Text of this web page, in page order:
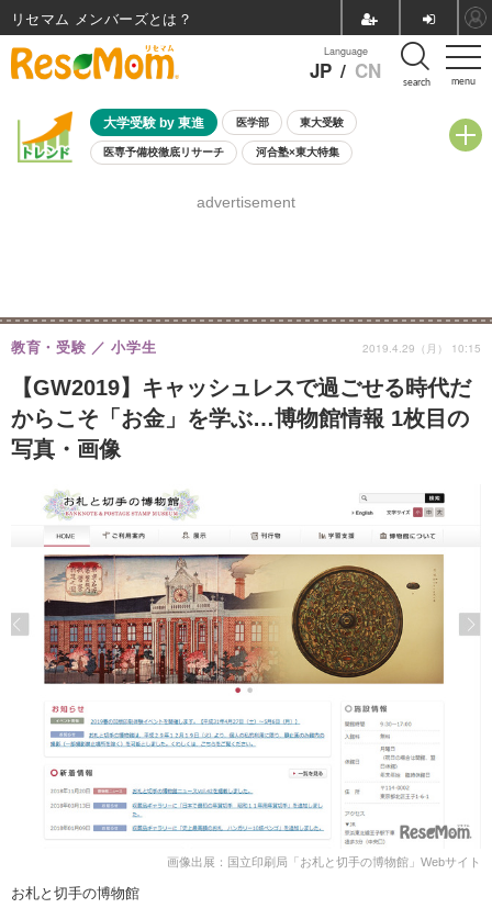
menu
Language
JP / CN search
大学受験 by 東進 医学部 東大受験
医専予備校徹底リサーチ 河合塾×東大特集
8月開催学校説明会・相談会
advertisement
【GW2019】キャッシュレスで過ごせる時代だ
からこそ「お金」を学ぶ…博物館情報 1枚目の
写真・画像
教育・受験 小学生 2019.4.29（月） 10:15
画像出展：国立印刷局「お札と切手の博物館」Webサイト
お札と切手の博物館
リセマム メンバーズ